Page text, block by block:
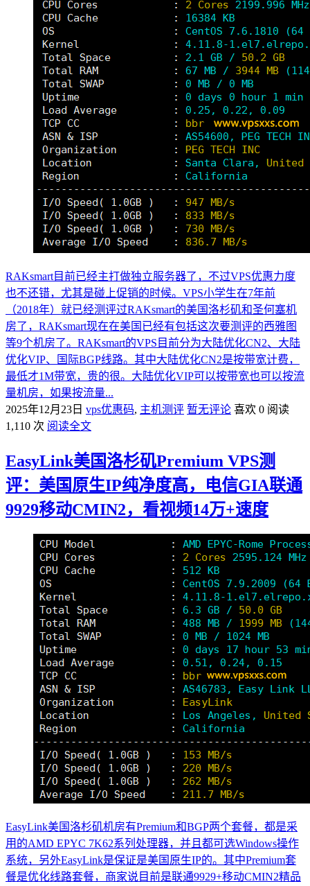
RAKsmart目前已经主打做独立服务器了，不过VPS优惠力度
也不还错，尤其是碰上促销的时候。VPS小学生在7年前
（2018年）就已经测评过RAKsmart的美国洛杉矶和圣何塞机
房了，RAKsmart现在在美国已经有包括这次要测评的西雅图
等9个机房了。RAKsmart的VPS目前分为大陆优化CN2、大陆
优化VIP、国际BGP线路。其中大陆优化CN2是按带宽计费，
最低才1M带宽，贵的很。大陆优化VIP可以按带宽也可以按流
量机房，如果按流量...
2025年12月23日 vps优惠码, 主机测评 暂无评论 喜欢 0 阅读
1,110 次 阅读全文
EasyLink美国洛杉矶Premium VPS测
评：美国原生IP纯净度高，电信GIA联通
9929移动CMIN2，看视频14万+速度
EasyLink美国洛杉矶机房有Premium和BGP两个套餐，都是采
用的AMD EPYC 7K62系列处理器，并且都可选Windows操作
系统，另外EasyLink是保证是美国原生IP的。其中Premium套
餐是优化线路套餐，商家说目前是联通9929+移动CMIN2精品